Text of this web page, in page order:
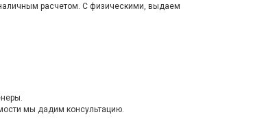
расчетом. С физическими, выдаем
мы дадим консультацию.